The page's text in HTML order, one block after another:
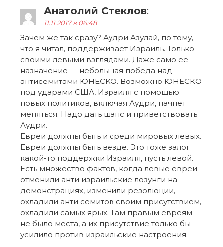
Анатолий Стеклов:
11.11.2017 в 06:48
Зачем же так сразу? Аудри Азулай, по тому,
что я читал, поддерживает Израиль. Только
своими левыми взглядами. Даже само ее
назначение — небольшая победа над
антисемитами ЮНЕСКО. Возможно ЮНЕСКО
под ударами США, Израиля с помощью
новых политиков, включая Аудри, начнет
меняться. Надо дать шанс и приветствовать
Аудри.
Евреи должны быть и среди мировых левых.
Евреи должны быть везде. Это тоже залог
какой-то поддержки Израиля, пусть левой.
Есть множество фактов, когда левые евреи
отменили анти израильские лозунги на
демонстрациях, изменили резолюции,
охладили анти семитов своим присутствием,
охладили самых ярых. Там правым евреям
не было места, а их присутствие только бы
усилило против израильские настроения.